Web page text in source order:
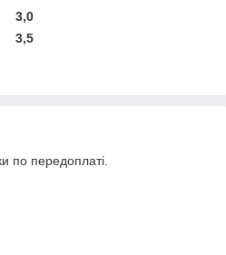
3,0
3,5
по передоплаті.